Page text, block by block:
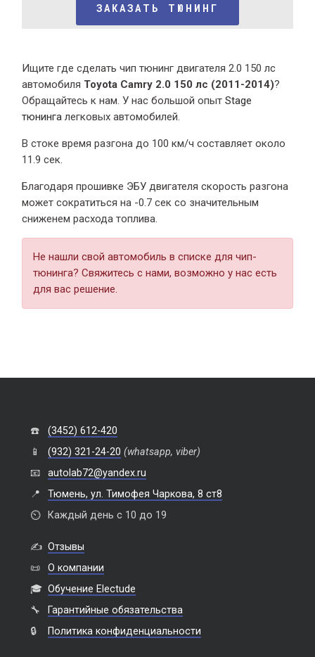
ЗАКАЗАТЬ ТЮНИНГ
Ищите где сделать чип тюнинг двигателя 2.0 150 лс
автомобиля Toyota Camry 2.0 150 лс (2011-2014)?
Обращайтесь к нам. У нас большой опытStage
тюнинга легковых автомобилей.
В стоке время разгонадо 100 км/ч составляет около
11.9 сек.
Благодаря прошивке ЭБУ двигателя скорость разгона
может сократиться на -0.7 сек со значительным
сниженем расхода топлива.
Не нашли свой автомобиль в списке для чип-
тюнинга? Свяжитесь с нами, возможно у нас есть
для вас решение.
☎️
(3452) 612-420
📱
(932) 321-24-20 (whatsapp, viber)
📧
autolab72@yandex.ru
📍
Тюмень, ул. Тимофея Чаркова, 8 ст8
⏲️
Каждый день с 10 до 19
✍️ Отзывы
📜
О компании
🎓 Обучение Electude
🔧
Гарантийные обязательства
🔒
Политика конфиденциальности